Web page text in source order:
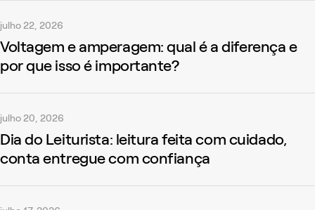
julho 22, 2026
Voltagem e amperagem: qual é a diferença e
por que isso é importante?
julho 20, 2026
Dia do Leiturista: leitura feita com cuidado,
conta entregue com confiança